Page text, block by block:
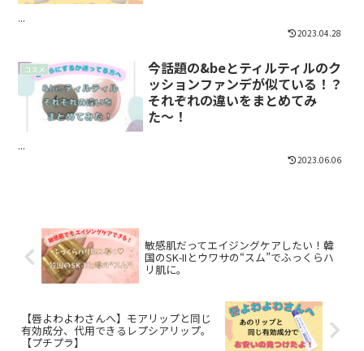
...
2023.04.28
コスメ
今話題の&beとティルティルのク
ッションファンデが似ている！？
それぞれの違いをまとめてみ
た〜！
...
2023.06.06
敏感肌だってエイジングケアしたい！韓
国のSK-IIとウワサの“スム”でふっくらハ
リ肌に。
【唇よわよわさんへ】モアリップと同じ
有効成分、代用できるレプシアリップ。
【プチプラ】